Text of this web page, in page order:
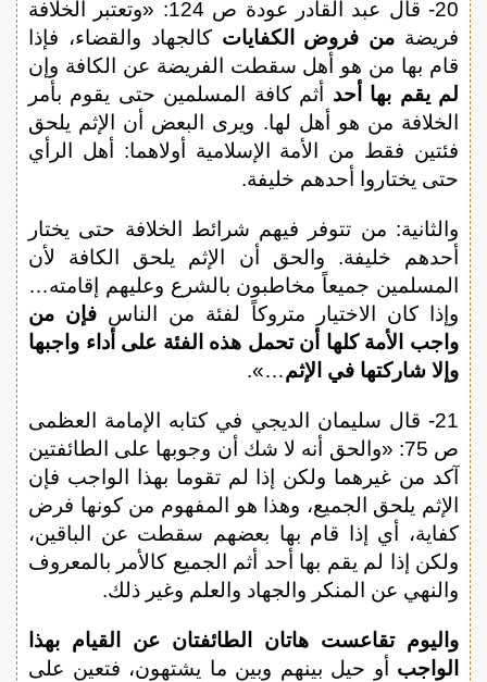
20- قال عبد القادر عودة ص 124: «وتعتبر الخلافة
فريضة من فروض الكفايات كالجهاد والقضاء، فإذا
قام بها من هو أهل سقطت الفريضة عن الكافة وإن
لم يقم بها أحد أثم كافة المسلمين حتى يقوم بأمر
الخلافة من هو أهل لها. ويرى البعض أن الإثم يلحق
فئتين فقط من الأمة الإسلامية أولاهما: أهل الرأي
حتى يختاروا أحدهم خليفة.
والثانية: من تتوفر فيهم شرائط الخلافة حتى يختار
أحدهم خليفة. والحق أن الإثم يلحق الكافة لأن
المسلمين جميعاً مخاطبون بالشرع وعليهم إقامته…
وإذا كان الاختيار متروكاً لفئة من الناس فإن من
واجب الأمة كلها أن تحمل هذه الفئة على أداء واجبها
وإلا شاركتها في الإثم…».
21- قال سليمان الديجي في كتابه الإمامة العظمى
ص 75: «والحق أنه لا شك أن وجوبها على الطائفتين
آكد من غيرهما ولكن إذا لم تقوما بهذا الواجب فإن
الإثم يلحق الجميع، وهذا هو المفهوم من كونها فرض
كفاية، أي إذا قام بها بعضهم سقطت عن الباقين،
ولكن إذا لم يقم بها أحد أثم الجميع كالأمر بالمعروف
والنهي عن المنكر والجهاد والعلم وغير ذلك.
واليوم تقاعست هاتان الطائفتان عن القيام بهذا
الواجب أو حيل بينهم وبين ما يشتهون، فتعين على